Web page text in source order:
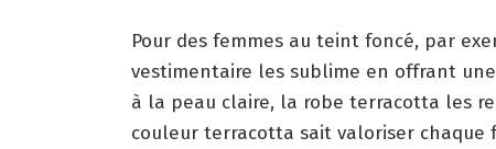
Pour des femmes au teint foncé, par
vestimentaire les sublime en offrant
à la peau claire, la robe terracotta les
couleur terracotta sait valoriser chaque